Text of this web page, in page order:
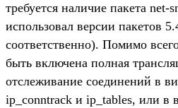
требуется наличие пакета net-
использовал версии пакетов
соответственно). Помимо
быть включена полная
отслеживание соединений в
ip_conntrack и ip_tables, или в